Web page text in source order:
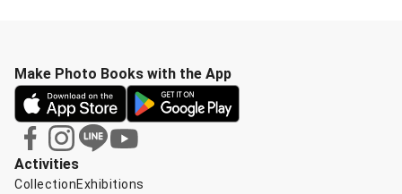
Activities
CollectionExhibitions
Make Photo Books with the App